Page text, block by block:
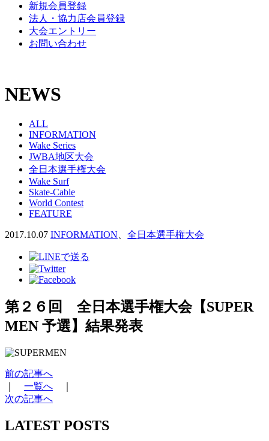
新規会員登録
法人・協力店会員登録
大会エントリー
お問い合わせ
NEWS
ALL
INFORMATION
Wake Series
JWBA地区大会
全日本選手権大会
Wake Surf
Skate-Cable
World Contest
FEATURE
2017.10.07 INFORMATION 全日本選手権大会
第２６回 全日本選手権大会【SUPER
MEN 予選】結果発表
前の記事へ
一覧へ
次の記事へ
LATEST POSTS